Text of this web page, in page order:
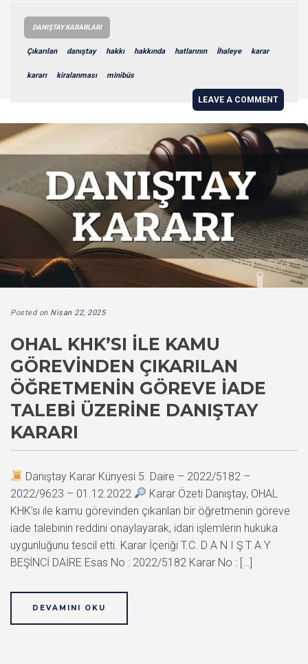
DANIŞTAY KARARLARI
Çıkarılan danıştay hakkı hakkında hatlarının İhaleye karar
kararı kiralanması minibüs
LEAVE A COMMENT
Posted on Nisan 22, 2025
OHAL KHK’SI ILE KAMU
GÖREVINDEN ÇIKARILAN
ÖĞRETMENIN GÖREVE İADE
TALEBI ÜZERINE DANIŞTAY
KARARI
Danıştay Karar Künyesi 5. Daire – 2022/5182 –
2022/9623 – 01.12.2022
Karar Özeti Danıştay, OHAL
KHK’sı ile kamu görevinden çıkarılan bir öğretmenin göreve
iade talebinin reddini onaylayarak, idari işlemlerin hukuka
uygunluğunu tescil etti. Karar İçeriği T.C. D A N I Ş T A Y
BEŞİNCİ DAİRE Esas No : 2022/5182 Karar No : […]
DEVAMINI OKU